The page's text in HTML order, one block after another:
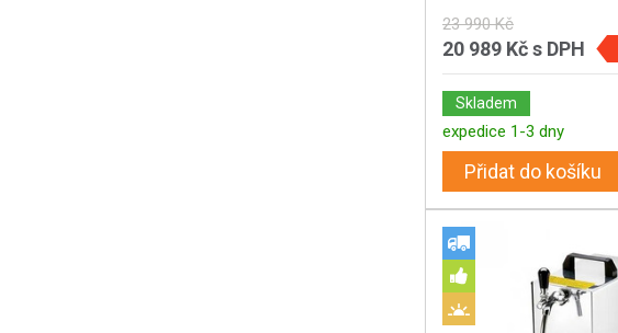
23 990 Kč
20 989 Kčs DPH
Skladem
expedice 1-3 dny
Přidat do košíku